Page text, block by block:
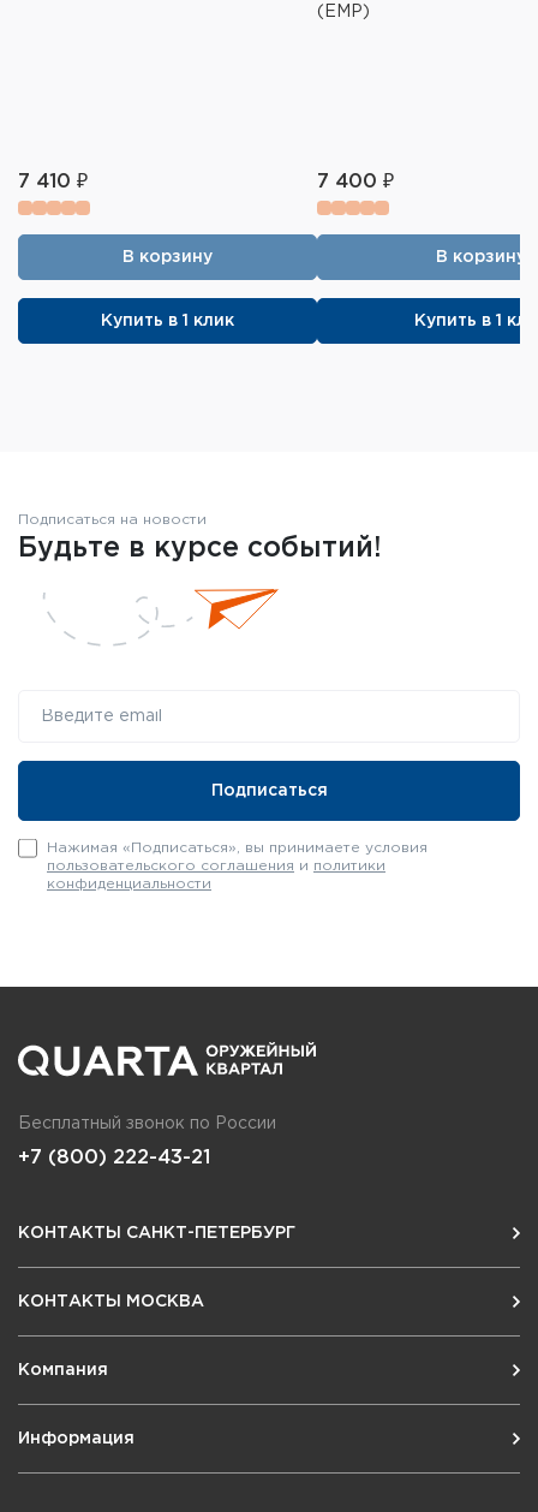
7 410 ₽
В корзину
Купить в 1 клик
(ЕМР)
7 400 ₽
В корзину
Купить в 1
Подписаться на новости
Будьте в курсе событий!
Нажимая «Подписаться», вы принимаете условия
пользовательского соглашения и политики
конфиденциальности
Бесплатный звонок по России
+7 (800) 222-43-21
КОНТАКТЫ САНКТ-ПЕТЕРБУРГ
КОНТАКТЫ МОСКВА
Компания
Информация